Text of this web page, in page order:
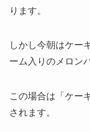
ります。
しかし今朝はケー
ーム入りのメロン
この場合は「ケー
されます。